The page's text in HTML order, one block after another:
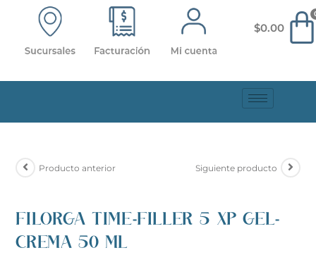
$0.00
Producto anterior Siguiente producto
FILORGA TIME-FILLER 5 XP GEL-
CREMA 50 ML